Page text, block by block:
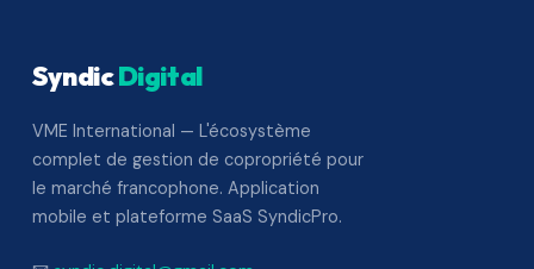
SyndicDigital
VME International — L'écosystème
complet de gestion de copropriété pour
le marché francophone. Application
mobile et plateforme SaaS SyndicPro.